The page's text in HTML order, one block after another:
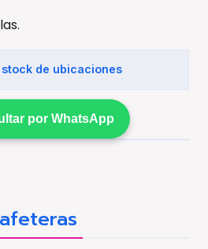
de ubicaciones
por WhatsApp